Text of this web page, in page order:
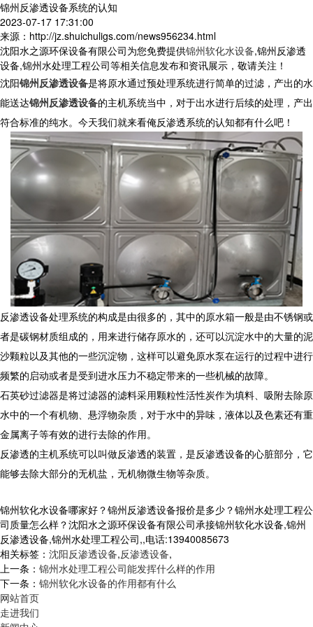
锦州反渗透设备系统的认知
2023-07-17 17:31:00
来源：http://jz.shuichuligs.com/news956234.html
沈阳水之源环保设备有限公司为您免费提供锦州软化水设备,锦州反渗透
设备,锦州水处理工程公司等相关信息发布和资讯展示，敬请关注！
沈阳锦州反渗透设备是将原水通过预处理系统进行简单的过滤，产出的水
能送达锦州反渗透设备的主机系统当中，对于出水进行后续的处理，产出
符合标准的纯水。今天我们就来看俺反渗透系统的认知都有什么吧！
反渗透设备处理系统的构成是由很多的，其中的原水箱一般是由不锈钢或
者是碳钢材质组成的，用来进行储存原水的，还可以沉淀水中的大量的泥
沙颗粒以及其他的一些沉淀物，这样可以避免原水泵在运行的过程中进行
频繁的启动或者是受到进水压力不稳定带来的一些机械的故障。
石英砂过滤器是将过滤器的滤料采用颗粒性活性炭作为填料、吸附去除原
水中的一个有机物、悬浮物杂质，对于水中的异味，液体以及色素还有重
金属离子等有效的进行去除的作用。
反渗透的主机系统可以叫做反渗透的装置，是反渗透设备的心脏部分，它
能够去除大部分的无机盐，无机物微生物等杂质。
锦州软化水设备哪家好？锦州反渗透设备报价是多少？锦州水处理工程公
司质量怎么样？沈阳水之源环保设备有限公司承接锦州软化水设备,锦州
反渗透设备,锦州水处理工程公司,,电话:13940085673
相关标签： 沈阳反渗透设备,反渗透设备,
上一条： 锦州水处理工程公司能发挥什么样的作用
下一条： 锦州软化水设备的作用都有什么
网站首页
走进我们